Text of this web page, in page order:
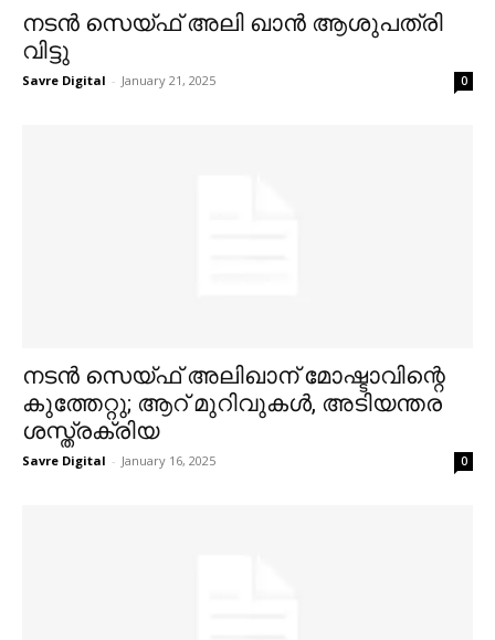
നടൻ സെയ്ഫ് അലി ഖാൻ ആശുപത്രി
വിട്ടു
Savre Digital - January 21, 2025 0
നടൻ സെയ്ഫ് അലിഖാന് മോഷ്ടാവിന്റെ
കുത്തേറ്റു; ആറ് മുറിവുകൾ, അടിയന്തര
ശസ്ത്രക്രിയ
Savre Digital - January 16, 2025 0